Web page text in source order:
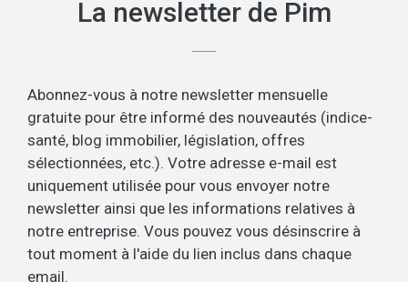
La newsletter de Pim
Abonnez-vous à notre newsletter mensuelle
gratuite pour être informé des nouveautés (indice-
santé, blog immobilier, législation, offres
sélectionnées, etc.). Votre adresse e-mail est
uniquement utilisée pour vous envoyer notre
newsletter ainsi que les informations relatives à
notre entreprise. Vous pouvez vous désinscrire à
tout moment à l'aide du lien inclus dans chaque
email.